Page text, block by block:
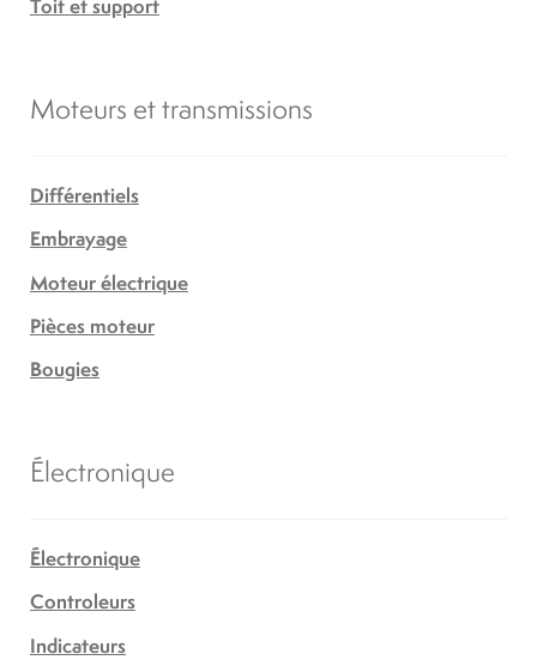
Toit et support
Moteurs et transmissions
Différentiels
Embrayage
Moteur électrique
Pièces moteur
Bougies
Électronique
Électronique
Controleurs
Indicateurs